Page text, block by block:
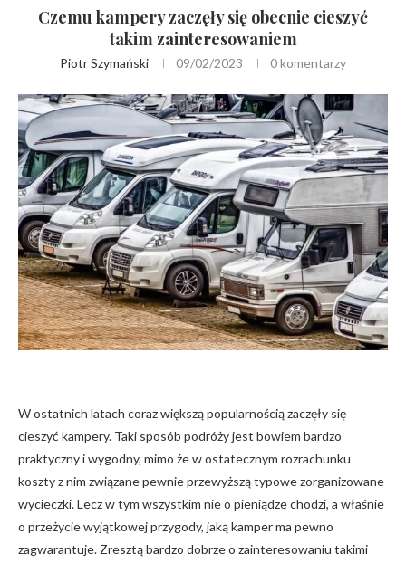
Czemu kampery zaczęły się obecnie cieszyć
takim zainteresowaniem
Piotr Szymański 09/02/2023 0 komentarzy
W ostatnich latach coraz większą popularnością zaczęły się
cieszyć kampery. Taki sposób podróży jest bowiem bardzo
praktyczny i wygodny, mimo że w ostatecznym rozrachunku
koszty z nim związane pewnie przewyższą typowe zorganizowane
wycieczki. Lecz w tym wszystkim nie o pieniądze chodzi, a właśnie
o przeżycie wyjątkowej przygody, jaką kamper ma pewno
zagwarantuje. Zresztą bardzo dobrze o zainteresowaniu takimi